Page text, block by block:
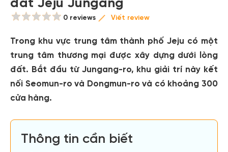
đất Jeju Jungang
0 reviews Viết review
Trong khu vực trung tâm thành phố Jeju có một
trung tâm thương mại được xây dựng dưới lòng
đất. Bắt đầu từ Jungang-ro, khu giải trí này kết
nối Seomun-ro và Dongmun-ro và có khoảng 300
cửa hàng.
Thông tin cần biết